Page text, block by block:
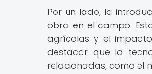
Por un lado, la
obra en el campo.
agrícolas y el
destacar que la
relacionadas, como el